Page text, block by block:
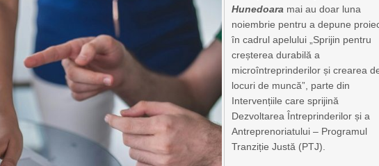
Hunedoara mai au doar luna
noiembrie pentru a depune
în cadrul apelului „Sprijin pentru
creșterea durabilă a
microîntreprinderilor și crearea
locuri de muncă”, parte din
Intervențiile care sprijină
Dezvoltarea Întreprinderilor și a
Antreprenoriatului – Programul
Tranziție Justă (PTJ).